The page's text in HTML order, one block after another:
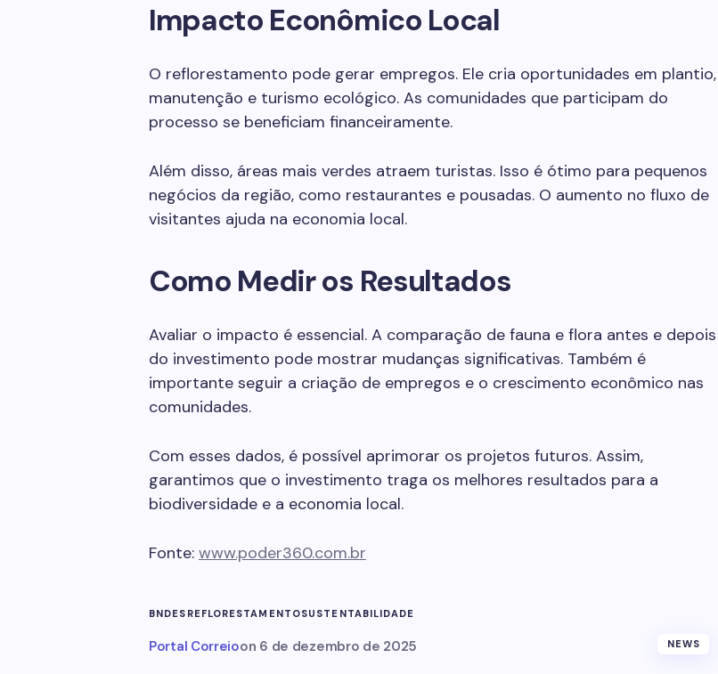
Impacto Econômico Local
O reflorestamento pode gerar empregos. Ele cria oportunidades em plantio,
manutenção e turismo ecológico. As comunidades que participam do
processo se beneficiam financeiramente.
Além disso, áreas mais verdes atraem turistas. Isso é ótimo para pequenos
negócios da região, como restaurantes e pousadas. O aumento no fluxo de
visitantes ajuda na economia local.
Como Medir os Resultados
Avaliar o impacto é essencial. A comparação de fauna e flora antes e depois
do investimento pode mostrar mudanças significativas. Também é
importante seguir a criação de empregos e o crescimento econômico nas
comunidades.
Com esses dados, é possível aprimorar os projetos futuros. Assim,
garantimos que o investimento traga os melhores resultados para a
biodiversidade e a economia local.
Fonte: www.poder360.com.br
BNDES REFLORESTAMENTOSUSTENTABILIDADE
Portal Correioon 6 de dezembro de 2025 NEWS